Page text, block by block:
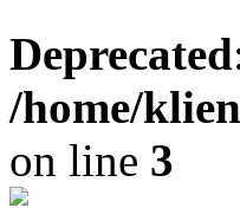
Deprecated
/home/
on line 3